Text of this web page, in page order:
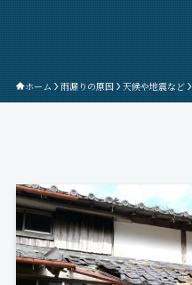
ホーム 雨漏りの原因 天候や地震など